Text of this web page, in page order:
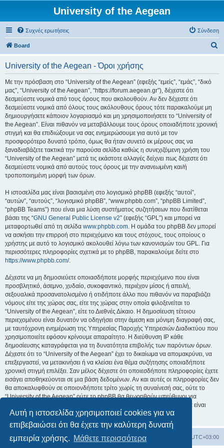
Αυτή η ιστοσελίδα χρησιμοποιεί cookies για να
επιβεβαιώσει ότι θα έχετε την καλύτερη δυνατή
εμπειρία χρήσης. Μάθετε περισσότερα
University of the Aegean
Συχνές ερωτήσεις Σύνδεση
Board
University of the Aegean - Όροι χρήσης
Με την πρόσβαση στο “University of the Aegean” (εφεξής “εμείς”, “εμάς”, “δικό
μας”, “University of the Aegean”, “https://forum.aegean.gr”), δέχεστε ότι
δεσμεύεστε νομικά από τους όρους που ακολουθούν. Αν δεν δέχεστε ότι
δεσμεύεστε νομικά από όλους τους ακόλουθους όρους τότε παρακαλούμε μη
δημιουργήσετε κάποιον λογαριασμό και μη χρησιμοποιήσετε το “University of
the Aegean”. Είναι πιθανόν να μεταβάλλουμε τους όρους οποιαδήποτε χρονική
στιγμή και θα επιδιώξουμε να σας ενημερώσουμε για αυτό με τον
προσφορότερο δυνατό τρόπο, όμως θα ήταν συνετό εκ μέρους σας να
ξαναδιαβάζετε τακτικά την παρούσα σελίδα καθώς η συνεχιζόμενη χρήση του
“University of the Aegean” μετά τις εκάστοτε αλλαγές δείχνει πως δέχεστε ότι
δεσμεύεστε νομικά από αυτούς τους όρους με την ανανεωμένη και/ή
τροποποιημένη μορφή των όρων.
Η ιστοσελίδα μας είναι βασισμένη στο λογισμικό phpBB (εφεξής “αυτοί”,
“αυτών”, “αυτούς”, “λογισμικό phpBB”, “www.phpbb.com”, “phpBB Limited”,
“phpBB Teams”) που είναι μια λύση συστήματος συζητήσεων που διατίθεται
βάσει της “GNU General Public License v2” (εφεξής “GPL”) και μπορεί να
μεταφορτωθεί από τη σελίδα www.phpbb.com. Η ομάδα του phpBB δεν μπορεί
να ασκήσει την επιρροή στο περιεχόμενο και τους στόχους, τους οποίους ο
χρήστης με αυτό το λογισμικό ακολουθεί λόγω των κανονισμών του GPL. Για
περισσότερες πληροφορίες σχετικά με το phpBB, παρακαλούμε δείτε στο
https://www.phpbb.com/.
Δέχεστε να μη δημοσιεύετε οποιασδήποτε μορφής περιεχόμενο που είναι
προσβλητικό, άσεμνο, χυδαίο, συκοφαντικό, περιέχον μίσος ή απειλή,
σεξουαλικά προσανατολισμένο ή οτιδήποτε άλλο που πιθανόν να παραβιάζει
νόμους είτε της χώρας σας, είτε της χώρας στην οποία φιλοξενείται το
“University of the Aegean”, είτε το Διεθνές Δίκαιο. Η δημοσίευση τέτοιου
περιεχομένου είναι δυνατόν να οδηγήσει στην άμεση και μόνιμη διαγραφή σας,
με ταυτόχρονη ενημέρωση της Υπηρεσίας Παροχής Υπηρεσιών Διαδικτύου που
χρησιμοποιείτε εφόσον κρίνουμε απαραίτητο. Η διεύθυνση IP κάθε
δημοσίευσης καταγράφεται για τη δυνατότητα επιβολής των παρόντων όρων.
Δέχεστε ότι το “University of the Aegean” έχει το δικαίωμα να απομακρύνει, να
επεξεργαστεί, να μετακινήσει ή να κλείσει ένα θέμα συζήτησης οποιαδήποτε
χρονική στιγμή επιλέξει. Σαν μέλος δέχεστε ότι οποιεσδήποτε πληροφορίες έχετε
εισάγει αποθηκεύονται σε μια βάση δεδομένων. Αν και αυτές οι πληροφορίες δεν
θα αποκαλυφθούν σε οποιονδήποτε τρίτο χωρίς τη συναίνεσή σας, ούτε το
“University of the Aegean” ούτε το phpBB θα θεωρηθούν υπεύθυνοι για
οποιαδήποτε απόπειρα ηλεκτρονικής εισβολής ή παραβίασης η οποία είναι
δυνατόν να οδηγήσει σε απώλεια αυτών των δεδομένων.
Board Όλοι οι χρόνοι είναι UTC+03:00
Διαγραφή cookies